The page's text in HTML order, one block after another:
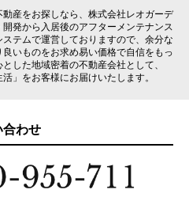
産をお探しなら、株式会社レオガーデ
発から入居後のアフターメンテナンス
テムで運営しておりますので、余分な
いものをお求め易い価格で自信をもっ
した地域密着の不動産会社として、
」をお客様にお届けいたします。
合わせ